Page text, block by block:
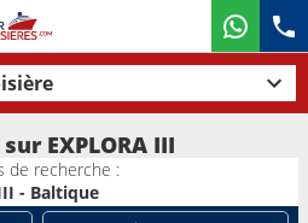
EXPLORA III
de recherche :
- Baltique